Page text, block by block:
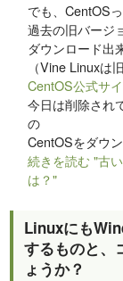
でも、CentOS
過去の旧バージ
ダウンロード出
（Vine Linuxは
CentOS公式サ
今日は削除され
の
CentOSをダウ
続きを読む "古
は？"
Linuxにも
するものと、
ょうか？